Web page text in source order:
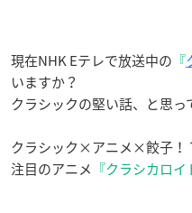
現在NHK Eテレで放送中の 『
いますか？
クラシックの堅い話、と思っ
クラシック×アニメ×餃子！
注目のアニメ 『クラシカロイ